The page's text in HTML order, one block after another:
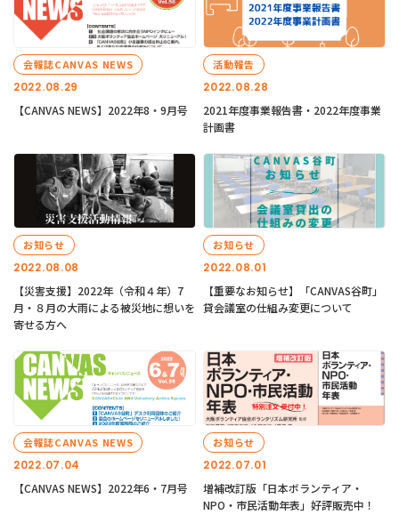
2022.08.29
会報誌CANVAS NEWS
【CANVAS NEWS】2022年8・9月号
2022.08.28
活動報告
2021年度事業報告書・2022年度事業
計画書
2022.08.08
お知らせ
【災害支援】2022年（令和４年）7
月・８月の大雨による被災地に想いを
寄せる方へ
2022.08.01
お知らせ
【重要なお知らせ】「CANVAS谷町」
貸会議室の仕組み変更について
2022.07.04
会報誌CANVAS NEWS
【CANVAS NEWS】2022年6・7月号
2022.07.01
お知らせ
増補改訂版「日本ボランティア・
NPO・市民活動年表」好評販売中！